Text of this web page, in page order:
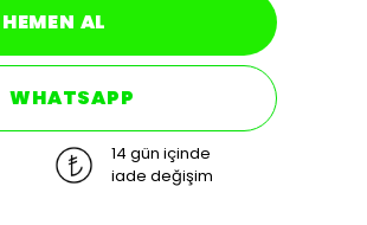
HEMEN AL
WHATSAPP
14 gün içinde
iade değişim